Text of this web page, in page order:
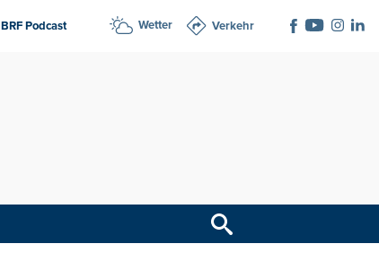
BRF Podcast Wetter Verkehr